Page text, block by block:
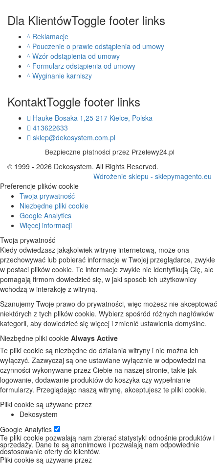
Dla KlientówToggle footer links
Reklamacje
Pouczenie o prawie odstąpienia od umowy
Wzór odstąpienia od umowy
Formularz odstąpienia od umowy
Wyginanie karniszy
KontaktToggle footer links
Hauke Bosaka 1,25-217 Kielce, Polska
413622633
sklep@dekosystem.com.pl
Bezpieczne płatności przez Przelewy24.pl
© 1999 - 2026 Dekosystem. All Rights Reserved.
Wdrożenie sklepu - sklepymagento.eu
Preferencje plików cookie
Twoja prywatność
Niezbędne pliki cookie
Google Analytics
Więcej informacji
Twoja prywatność
Kiedy odwiedzasz jakąkolwiek witrynę internetową, może ona
przechowywać lub pobierać informacje w Twojej przeglądarce, zwykle
w postaci plików cookie. Te informacje zwykle nie identyfikują Cię, ale
pomagają firmom dowiedzieć się, w jaki sposób ich użytkownicy
wchodzą w interakcję z witryną.
Szanujemy Twoje prawo do prywatności, więc możesz nie akceptować
niektórych z tych plików cookie. Wybierz spośród różnych nagłówków
kategorii, aby dowiedzieć się więcej i zmienić ustawienia domyślne.
Niezbędne pliki cookie Always Active
Te pliki cookie są niezbędne do działania witryny i nie można ich
wyłączyć. Zazwyczaj są one ustawiane wyłącznie w odpowiedzi na
czynności wykonywane przez Ciebie na naszej stronie, takie jak
logowanie, dodawanie produktów do koszyka czy wypełnianie
formularzy. Przeglądając naszą witrynę, akceptujesz te pliki cookie.
Pliki cookie są używane przez
Dekosystem
Google Analytics
Te pliki cookie pozwalają nam zbierać statystyki odnośnie produktów i
sprzedaży. Dane te są anonimowe i pozwalają nam odpowiednie
dostosowanie oferty do klientów.
Pliki cookie są używane przez